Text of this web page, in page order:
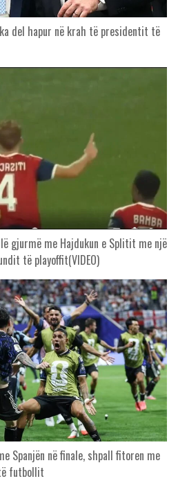
del hapur në krah të presidentit të
gjurmë me Hajdukun e Splitit me një
të playoffit(VIDEO)
Spanjën në finale, shpall fitoren me
futbollit